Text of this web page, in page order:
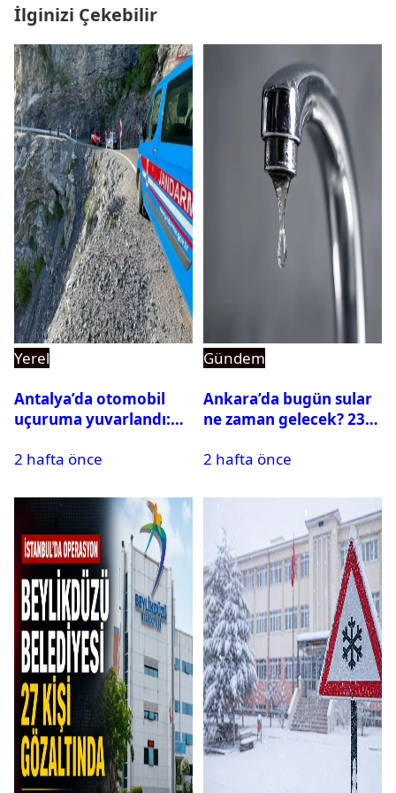
İlginizi Çekebilir
Yerel
Antalya’da otomobil
uçuruma yuvarlandı:
var
2 hafta önce
Gündem
Ankara’da bugün sular
ne zaman gelecek? 23
su kesintisi sorgulama
2 hafta önce